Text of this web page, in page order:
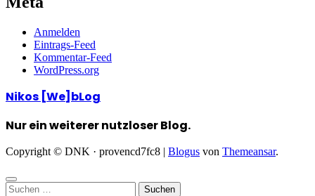
Anmelden
Eintrags-Feed
Kommentar-Feed
WordPress.org
Nikos [We]bLog
Nur ein weiterer nutzloser Blog.
Copyright © DNK · provencd7fc8 | Blogus von Themeansar.
Suchen